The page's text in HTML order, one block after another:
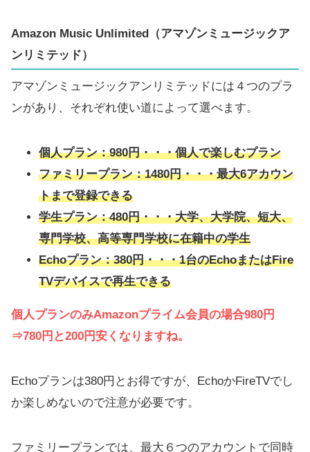
Amazon Music Unlimited（アマゾンミュージックア
ンリミテッド）
アマゾンミュージックアンリミテッドには４つのプラ
ンがあり、それぞれ使い道によって選べます。
個人プラン：980円・・・個人で楽しむプラン
ファミリープラン：1480円・・・最大6アカウン
トまで登録できる
学生プラン：480円・・・大学、大学院、短大、
専門学校、高等専門学校に在籍中の学生
Echoプラン：380円・・・1台のEchoまたはFire
TVデバイスで再生できる
個人プランのみAmazonプライム会員の場合980円
⇒780円と200円安くなりますね。
Echoプランは380円とお得ですが、EchoかFireTVでし
か楽しめないので注意が必要です。
ファミリープランでは、最大６つのアカウントで同時